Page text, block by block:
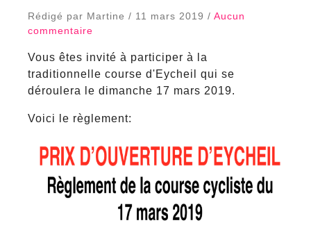
Rédigé par Martine / 11 mars 2019 / Aucun
commentaire
Vous êtes invité à participer à la
traditionnelle course d'Eycheil qui se
déroulera le dimanche 17 mars 2019.
Voici le règlement: